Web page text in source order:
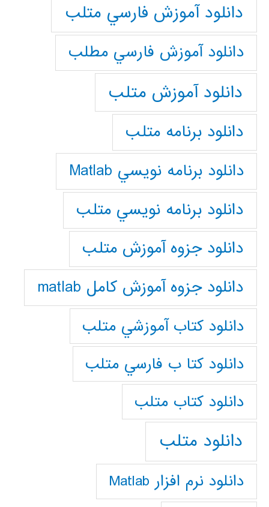
دانلود آموزش فارسي متلب
دانلود آموزش فارسي مطلب
دانلود آموزش متلب
دانلود برنامه متلب
دانلود برنامه نويسي Matlab
دانلود برنامه نويسي متلب
دانلود جزوه آموزش متلب
دانلود جزوه آموزش کامل matlab
دانلود كتاب آموزشي متلب
دانلود كتا ب فارسي متلب
دانلود كتاب متلب
دانلود متلب
دانلود نرم افزار Matlab